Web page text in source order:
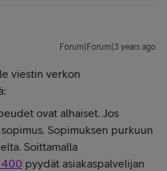
Forum|Forum|3 years ago
viestin verkon
ovat alhaiset. Jos
Sopimuksen purkuun
Soittamalla
pyydät asiakaspalvelijan